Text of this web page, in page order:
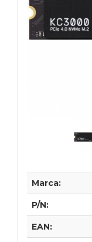
Marca:
P/N:
EAN: